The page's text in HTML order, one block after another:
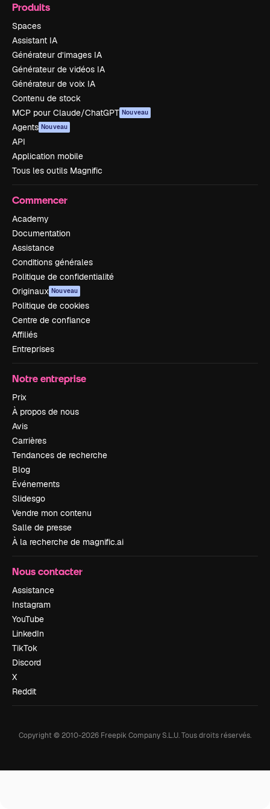
Produits
Spaces
Assistant IA
Générateur d’images IA
Générateur de vidéos IA
Générateur de voix IA
Contenu de stock
MCP pour Claude/ChatGPT Nouveau
Agents Nouveau
API
Application mobile
Tous les outils Magnific
Commencer
Academy
Documentation
Assistance
Conditions générales
Politique de confidentialité
Originaux Nouveau
Politique de cookies
Centre de confiance
Affiliés
Entreprises
Notre entreprise
Prix
À propos de nous
Avis
Carrières
Tendances de recherche
Blog
Événements
Slidesgo
Vendre mon contenu
Salle de presse
À la recherche de magnific.ai
Nous contacter
Assistance
Instagram
YouTube
LinkedIn
TikTok
Discord
X
Reddit
Copyright © 2010-2026 Freepik Company S.L.U.Tous droits réservés.